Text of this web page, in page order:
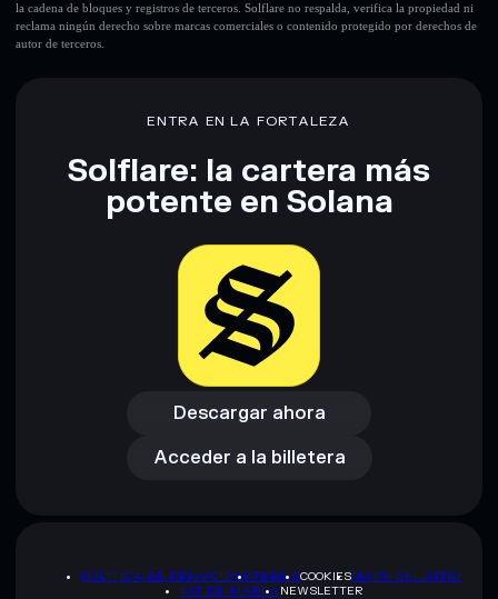
la cadena de bloques y registros de terceros. Solflare no respalda, verifica la propiedad ni
reclama ningún derecho sobre marcas comerciales o contenido protegido por derechos de
autor de terceros.
ENTRA EN LA FORTALEZA
Solflare: la cartera más
potente en Solana
Descargar ahora
Descargar ahora
Acceder a la billetera
Acceder a la billetera
POLÍTICA DE PRIVACIDADTERMSCOOKIESMAPA DEL SITIO
KIT DE MARCA NEWSLETTER